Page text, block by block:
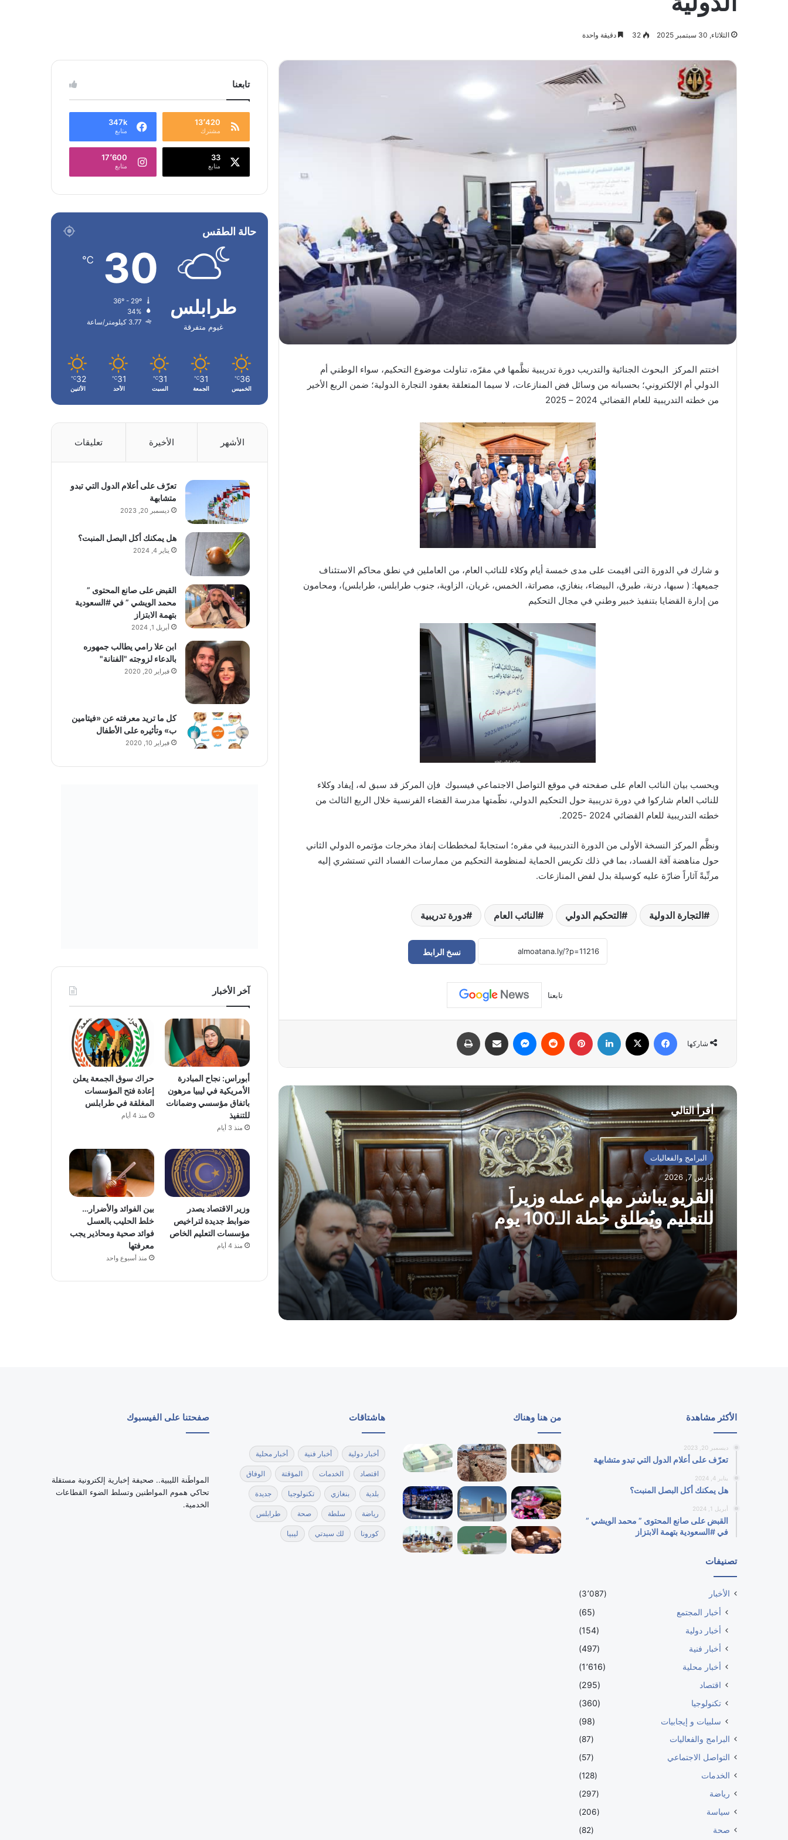
الثلاثاء, 30 سبتمبر 2025 32 دقيقة واحدة
اختتم المركز البحوث الجنائية والتدريب دورة تدريبية نظَّمها في مقرّه، تناولت موضوع التحكيم، سواء الوطني أم
الدولي أم الإلكتروني؛ بحسبانه من وسائل فض المنازعات، لا سيما المتعلقة بعقود التجارة الدولية؛ ضمن الربع الأخير
من خطته التدريبية للعام القضائي 2024 – 2025
و شارك في الدورة التى اقيمت على مدى خمسة أيام وكلاء للنائب العام، من العاملين في نطق محاكم الاستئناف
جميعها: ( سبها، درنة، طبرق، البيضاء، بنغازي، مصراتة، الخمس، غريان، الزاوية، جنوب طرابلس، طرابلس)، ومحامون
من إدارة القضايا بتنفيذ خبير وطني في مجال التحكيم
ويحسب بيان النائب العام على صفحته في موقع التواصل الاجتماعي فيسبوك فإن المركز قد سبق له، إيفاد وكلاء
للنائب العام شاركوا في دورة تدريبية حول التحكيم الدولي، نظّمتها مدرسة القضاء الفرنسية خلال الربع الثالث من
خطته التدريبية للعام القضائي 2024 -2025.
ونظَّم المركز النسخة الأولى من الدورة التدريبية في مقره؛ استجابةً لمخططات إنفاذ مخرجات مؤتمره الدولي الثاني
حول مناهضة آفة الفساد، بما في ذلك تكريس الحماية لمنظومة التحكيم من ممارسات الفساد التي تستشري إليه
مرتِّبةً آثاراً ضارّة عليه كوسيلة بدل لفض المنازعات.
التجارة الدولية التحكيم الدولي النائب العام دورة تدريبية
نسخ الرابط
تابعنا
شاركها
فيسبوك لينكدإن بينتيريست ماسنجر مشاركة عبر البريد
أقرأ التالي
البرامج والفعاليات
مارس 7, 2026
القريو يباشر مهام عمله وزيراً
للتعليم ويُطلق خطة الـ100 يوم
للنهوض بالقطاع
القريو يباشر مهام عمله وزيراً للتعليم
الاجتماعية ودعم الحلول الدائمة للنازحين
المفوضية تبحث مرحلة الاستعداد لفتح سجل
الناخبين لانتخابات المجالس البلدية
بنغازي تحتضن منتدى الأحزاب والكيانات
السياسية ودورها في انتخابات المجالس
البلدية
الوطنى للتنمية يوقع اتفاقيات مع شركة
إماراتية للتطوير والتنمية في سرت
اطلاق حملة تشجير داخل كلية الاقتصاد
والعلوم السياسية
مكافحة الأمراض تعلن تطعيم اكثر من 700
تابعنا
13٬420
مشترك
347k
متابع
33
متابع
17٬600
متابع
حالة الطقس
طرابلس
غيوم متفرقة
30
℃
34%
3.77 كيلومتر/ساعة
36
℃
الخميس
31
℃
الجمعة
31
℃
السبت
31
℃
الأحد
32
℃
الأثنين
الأشهر الأخيرة تعليقات
تعرّف على أعلام الدول التي تبدو
متشابهة
ديسمبر 20, 2023
هل يمكنك أكل البصل المنبت؟
يناير 4, 2024
القبض على صانع المحتوى ”
محمد الويشي ” في #السعودية
بتهمة الابتزاز
أبريل 1, 2024
ابن علا رامي يطالب جمهوره
بالدعاء لزوجته "الفنانة"
فبراير 20, 2020
كل ما تريد معرفته عن «فيتامين
ب» وتأثيره على الأطفال
فبراير 10, 2020
آخر الأخبار
أبوراس: نجاح المبادرة
الأمريكية في ليبيا مرهون
باتفاق مؤسسي وضمانات
للتنفيذ
منذ 3 أيام
حراك سوق الجمعة يعلن
إعادة فتح المؤسسات
المغلقة في طرابلس
منذ 4 أيام
وزير الاقتصاد يصدر
ضوابط جديدة لتراخيص
مؤسسات التعليم الخاص
منذ 4 أيام
بين الفوائد والأضرار…
خلط الحليب بالعسل
فوائد صحية ومحاذير يجب
معرفتها
منذ أسبوع واحد
الأكثر مشاهدة
ديسمبر 20, 2023
تعرّف على أعلام الدول التي تبدو متشابهة
يناير 4, 2024
هل يمكنك أكل البصل المنبت؟
أبريل 1, 2024
القبض على صانع المحتوى ” محمد الويشي ”
في #السعودية بتهمة الابتزاز
تصنيفات
الأخبار (3٬087)
أخبار المجتمع
(65)
أخبار دولية
(154)
أخبار فنية
(497)
أخبار محلية
(1٬616)
اقتصاد
(295)
تكنولوجيا
(360)
سلبيات و إيجابيات
(98)
البرامج والفعاليات
(87)
التواصل الاجتماعي
(57)
الخدمات
(128)
رياضة
(297)
سياسة
(206)
صحة
(82)
من هنا وهناك هاشتاقات
أخبار دولية أخبار فنية أخبار محلية
اقتصاد الخدمات المؤقتة الوفاق
بلدية بنغازي تكنولوجيا جديدة
رياضة سلطة صحة طرابلس
كورونا لك سيدتي ليبيا
صفحتنا على الفيسبوك
‏المواطَنة الليبية.. صحيفة إخبارية إلكترونية مستقلة
تحاكي هموم المواطنين وتسلط الضوء القطاعات
الخدمية.